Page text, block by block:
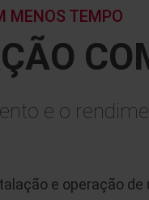
MENOS TEMPO
e o
e operação